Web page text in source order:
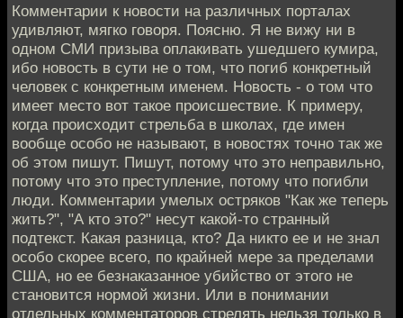
Комментарии к новости на различных порталах
удивляют, мягко говоря. Поясню. Я не вижу ни в
одном СМИ призыва оплакивать ушедшего кумира,
ибо новость в сути не о том, что погиб конкретный
человек с конкретным именем. Новость - о том что
имеет место вот такое происшествие. К примеру,
когда происходит стрельба в школах, где имен
вообще особо не называют, в новостях точно так же
об этом пишут. Пишут, потому что это неправильно,
потому что это преступление, потому что погибли
люди. Комментарии умелых остряков "Как же теперь
жить?", "А кто это?" несут какой-то странный
подтекст. Какая разница, кто? Да никто ее и не знал
особо скорее всего, по крайней мере за пределами
США, но ее безнаказанное убийство от этого не
становится нормой жизни. Или в понимании
отдельных комментаторов стрелять нельзя только в